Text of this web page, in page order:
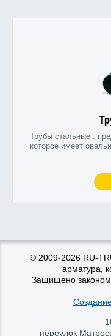
Трубы стальные .
которое имеет
© 2009-2026 RU-
арматура,
Защищено законом
переулок